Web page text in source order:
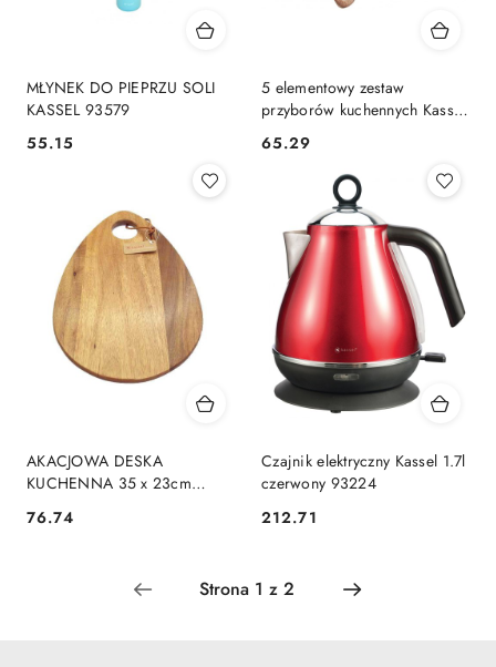
MŁYNEK DO PIEPRZU SOLI
KASSEL 93579
Cena:
55.15
5 elementowy zestaw
przyborów kuchennych Kassel
Cena:
65.29
AKACJOWA DESKA
KUCHENNA 35 x 23cm
Cena:
76.74
Czajnik elektryczny Kassel 1.7l
czerwony 93224
Cena:
212.71